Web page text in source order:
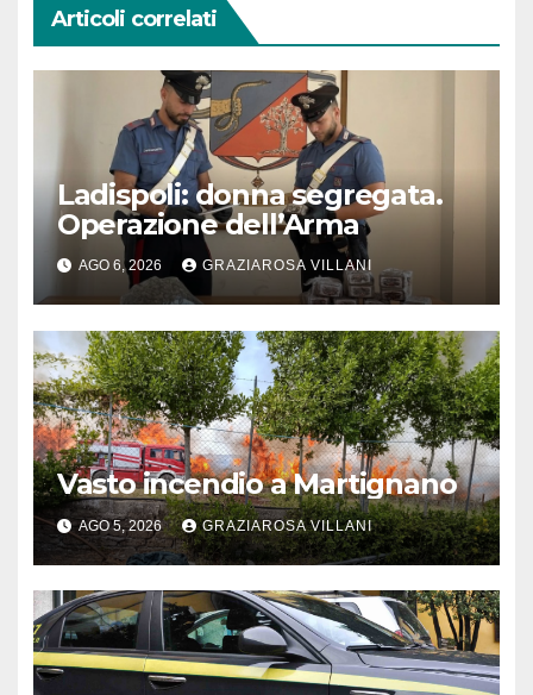
Articoli correlati
Ladispoli: donna segregata.
Operazione dell’Arma
AGO 6, 2026 GRAZIAROSA VILLANI
Vasto incendio a Martignano
AGO 5, 2026 GRAZIAROSA VILLANI